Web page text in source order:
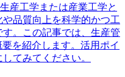
産工学または産業工学と
品質向上を科学的かつ工
。この記事では、生産管
を紹介します。活用ポイ
てみてください。